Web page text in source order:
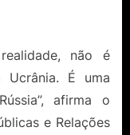
não é
Ucrânia. É uma
afirma o
e Relações